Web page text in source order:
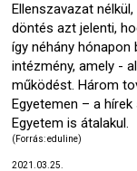
Ellenszavazat
döntés azt jelenti,
így néhány
intézmény, amely -
működést. Három
Egyetemen – a
Egyetem is átalakul.
(Forrás: eduline)
2021.03.25.